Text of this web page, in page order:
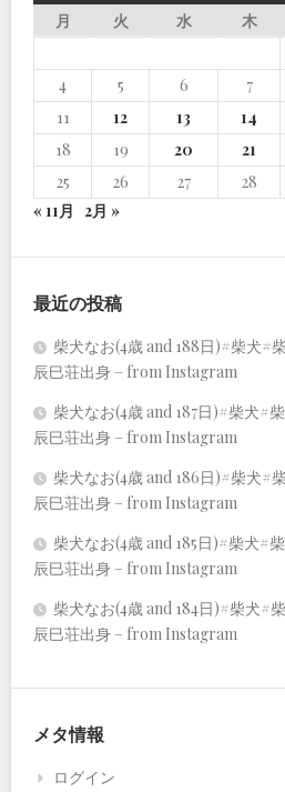
月
火 水 木
4
5 6 7
11
12 13 14
18
19 20 21
25
26 27 28
« 11月 2月 »
最近の投稿
柴犬なお(4歳 and 188日)#柴犬#
辰巳荘出身 – from Instagram
柴犬なお(4歳 and 187日)#柴犬#
辰巳荘出身 – from Instagram
柴犬なお(4歳 and 186日)#柴犬#
辰巳荘出身 – from Instagram
柴犬なお(4歳 and 185日)#柴犬#
辰巳荘出身 – from Instagram
柴犬なお(4歳 and 184日)#柴犬#
辰巳荘出身 – from Instagram
メタ情報
ログイン